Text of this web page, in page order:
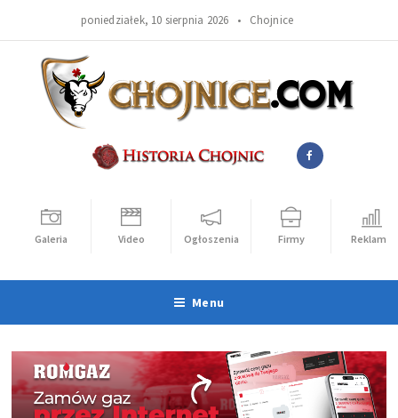
poniedziałek, 10 sierpnia 2026 • Chojnice
Galeria Video Ogłoszenia Firmy Reklama
Menu